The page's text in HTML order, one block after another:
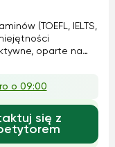
(TOEFL, IELTS,
oparte na
indywidualnych
myślenia i
o 09:00
się z